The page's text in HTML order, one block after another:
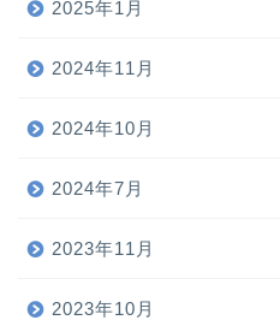
2025年1月
2024年11月
2024年10月
2024年7月
2023年11月
2023年10月